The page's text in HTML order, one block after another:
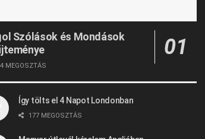
Szólások és Mondások
MEGOSZTÁS
Így tölts el 4 Napot Londonban
177 MEGOSZTÁS